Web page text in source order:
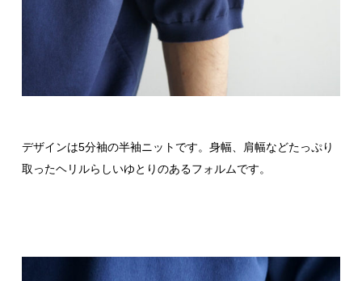
デザインは5分袖の半袖ニットです。身幅、肩幅などたっぷり
取ったヘリルらしいゆとりのあるフォルムです。